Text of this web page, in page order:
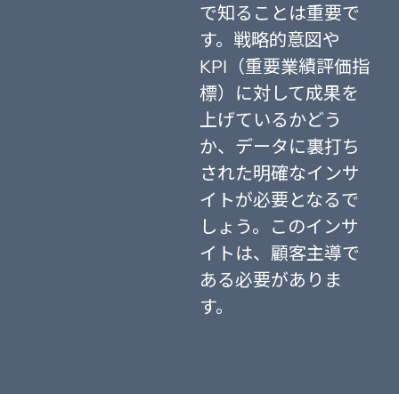
で知ることは重要で
す。戦略的意図や
KPI（重要業績評価指
標）に対して成果を
上げているかどう
か、データに裏打ち
された明確なインサ
イトが必要となるで
しょう。このインサ
イトは、顧客主導で
ある必要がありま
す。